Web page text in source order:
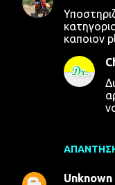
καποιον
Unknown